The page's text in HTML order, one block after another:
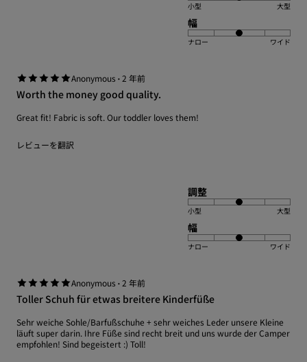
小型 大型
幅
ナロー ワイド
Anonymous ·2 年前
Worth the money good quality.
Great fit! Fabric is soft. Our toddler loves them!
レビューを翻訳
調整
小型 大型
幅
ナロー ワイド
Anonymous ·2 年前
Toller Schuh für etwas breitere Kinderfüße
Sehr weiche Sohle/Barfußschuhe + sehr weiches Leder unsere Kleine
läuft super darin. Ihre Füße sind recht breit und uns wurde der Camper
empfohlen! Sind begeistert :) Toll!